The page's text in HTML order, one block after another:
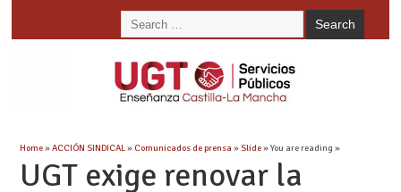
Home»ACCIÓN SINDICAL» Comunicados de prensa »Slide» You are reading »
UGT exige renovar la